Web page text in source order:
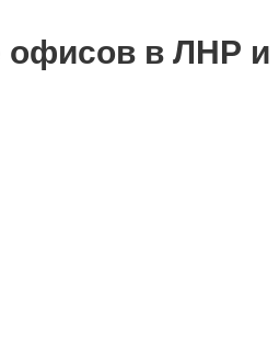
офисов в ЛНР и